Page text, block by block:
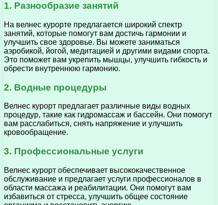
1. Разнообразие занятий
На велнес курорте предлагается широкий спектр
занятий, которые помогут вам достичь гармонии и
улучшить свое здоровье. Вы можете заниматься
аэробикой, йогой, медитацией и другими видами спорта.
Это поможет вам укрепить мышцы, улучшить гибкость и
обрести внутреннюю гармонию.
2. Водные процедуры
Велнес курорт предлагает различные виды водных
процедур, такие как гидромассаж и бассейн. Они помогут
вам расслабиться, снять напряжение и улучшить
кровообращение.
3. Профессиональные услуги
Велнес курорт обеспечивает высококачественное
обслуживание и предлагает услуги профессионалов в
области массажа и реабилитации. Они помогут вам
избавиться от стресса, улучшить общее состояние